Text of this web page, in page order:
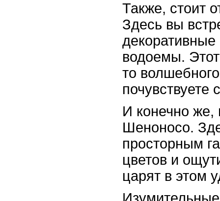
Также, стоит
Здесь вы
декоративные
водоемы. Этот
то
почувствуете
И конечно же,
Шеноносо.
просторным
цветов и
царят в этом